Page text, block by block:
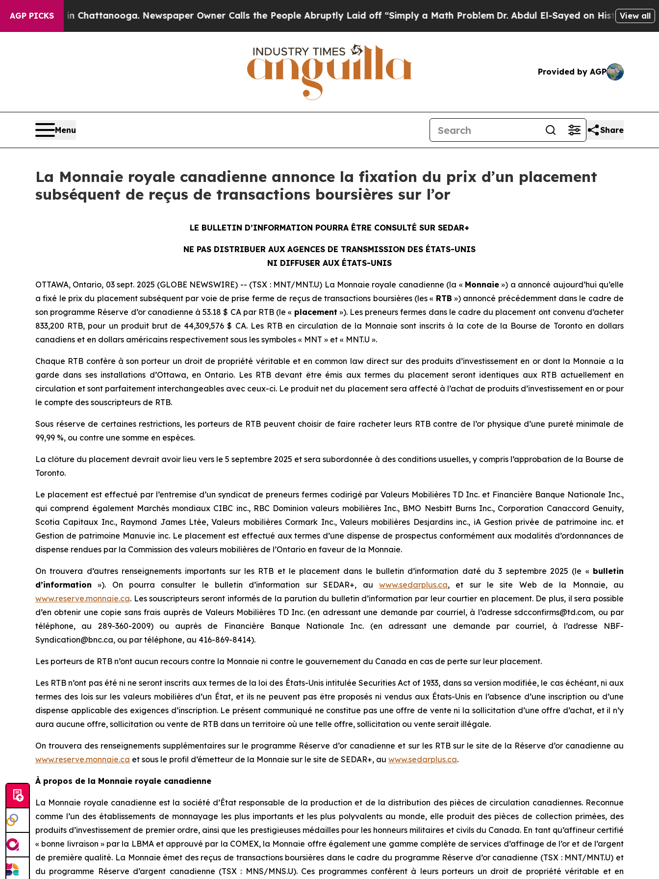
AGP PICKS
in Chattanooga. Newspaper Owner Calls the People Abruptly Laid off “Simply a Math ProblemDr. Abdul El-Sayed on Historic Michigan Win:
View all
Provided by AGP
Menu Share
La Monnaie royale canadienne annonce la fixation du prix d’un placement
subséquent de reçus de transactions boursières sur l’or
LE BULLETIN D’INFORMATION POURRA ÊTRE CONSULTÉ SUR SEDAR+
NE PAS DISTRIBUER AUX AGENCES DE TRANSMISSION DES ÉTATS-UNIS
NI DIFFUSER AUX ÉTATS-UNIS
OTTAWA, Ontario, 03 sept. 2025 (GLOBE NEWSWIRE) -- (TSX : MNT/MNT.U) La Monnaie royale canadienne (la « Monnaie») a annoncé aujourd’hui qu’elle
a fixé le prix du placement subséquent par voie de prise ferme de reçus de transactions boursières (les « RTB ») annoncé précédemment dans le cadre de
son programme Réserve d’or canadienne à 53.18 $ CA par RTB (le « placement »). Les preneurs fermes dans le cadre du placement ont convenu d’acheter
833,200 RTB, pour un produit brut de 44,309,576 $ CA. Les RTB en circulation de la Monnaie sont inscrits à la cote de la Bourse de Toronto en dollars
canadiens et en dollars américains respectivement sous les symboles « MNT » et « MNT.U ».
Chaque RTB confère à son porteur un droit de propriété véritable et en common law direct sur des produits d’investissement en or dont la Monnaie a la
garde dans ses installations d’Ottawa, en Ontario. Les RTB devant être émis aux termes du placement seront identiques aux RTB actuellement en
circulation et sont parfaitement interchangeables avec ceux-ci. Le produit net du placement sera affecté à l’achat de produits d’investissement en or pour
le compte des souscripteurs de RTB.
Sous réserve de certaines restrictions, les porteurs de RTB peuvent choisir de faire racheter leurs RTB contre de l’or physique d’une pureté minimale de
99,99 %, ou contre une somme en espèces.
La clôture du placement devrait avoir lieu vers le 5 septembre 2025 et sera subordonnée à des conditions usuelles, y compris l’approbation de la Bourse de
Toronto.
Le placement est effectué par l’entremise d’un syndicat de preneurs fermes codirigé par Valeurs Mobilières TD Inc. et Financière Banque Nationale Inc.,
qui comprend également Marchés mondiaux CIBC inc., RBC Dominion valeurs mobilières Inc., BMO Nesbitt Burns Inc., Corporation Canaccord Genuity,
Scotia Capitaux Inc., Raymond James Ltée, Valeurs mobilières Cormark Inc., Valeurs mobilières Desjardins inc., iA Gestion privée de patrimoine inc. et
Gestion de patrimoine Manuvie inc. Le placement est effectué aux termes d’une dispense de prospectus conformément aux modalités d’ordonnances de
dispense rendues par la Commission des valeurs mobilières de l’Ontario en faveur de la Monnaie.
On trouvera d’autres renseignements importants sur les RTB et le placement dans le bulletin d’information daté du 3 septembre 2025 (le « bulletin
d’information »). On pourra consulter le bulletin d’information sur SEDAR+, au www.sedarplus.ca, et sur le site Web de la Monnaie, au
www.reserve.monnaie.ca. Les souscripteurs seront informés de la parution du bulletin d’information par leur courtier en placement. De plus, il sera possible
d’en obtenir une copie sans frais auprès de Valeurs Mobilières TD Inc. (en adressant une demande par courriel, à l’adresse sdcconfirms@td.com, ou par
téléphone, au 289-360-2009) ou auprès de Financière Banque Nationale Inc. (en adressant une demande par courriel, à l’adresse NBF-
Syndication@bnc.ca, ou par téléphone, au 416-869-8414).
Les porteurs de RTB n’ont aucun recours contre la Monnaie ni contre le gouvernement du Canada en cas de perte sur leur placement.
Les RTB n’ont pas été ni ne seront inscrits aux termes de la loi des États-Unis intitulée Securities Act of 1933, dans sa version modifiée, le cas échéant, ni aux
termes des lois sur les valeurs mobilières d’un État, et ils ne peuvent pas être proposés ni vendus aux États-Unis en l’absence d’une inscription ou d’une
dispense applicable des exigences d’inscription. Le présent communiqué ne constitue pas une offre de vente ni la sollicitation d’une offre d’achat, et il n’y
aura aucune offre, sollicitation ou vente de RTB dans un territoire où une telle offre, sollicitation ou vente serait illégale.
On trouvera des renseignements supplémentaires sur le programme Réserve d’or canadienne et sur les RTB sur le site de la Réserve d’or canadienne au
www.reserve.monnaie.ca et sous le profil d’émetteur de la Monnaie sur le site de SEDAR+, au www.sedarplus.ca.
À propos de la Monnaie royale canadienne
La Monnaie royale canadienne est la société d’État responsable de la production et de la distribution des pièces de circulation canadiennes. Reconnue
comme l’un des établissements de monnayage les plus importants et les plus polyvalents au monde, elle produit des pièces de collection primées, des
produits d’investissement de premier ordre, ainsi que les prestigieuses médailles pour les honneurs militaires et civils du Canada. En tant qu’affineur certifié
« bonne livraison » par la LBMA et approuvé par la COMEX, la Monnaie offre également une gamme complète de services d’affinage de l’or et de l’argent
de première qualité. La Monnaie émet des reçus de transactions boursières dans le cadre du programme Réserve d’or canadienne (TSX : MNT/MNT.U) et
du programme Réserve d’argent canadienne (TSX : MNS/MNS.U). Ces programmes confèrent à leurs porteurs un droit de propriété véritable et en